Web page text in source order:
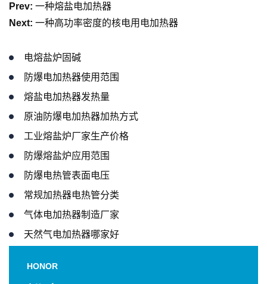
Prev: 一种熔盐电加热器
Next: 一种高功率密度的核电用电加热器
电熔盐炉固碱
防爆电加热器使用范围
熔盐电加热器发热量
原油防爆电加热器加热方式
工业熔盐炉厂家生产价格
防爆熔盐炉应用范围
防爆电热管表面电压
常规加热器电热管分类
气体电加热器制造厂家
天然气电加热器哪家好
HONOR